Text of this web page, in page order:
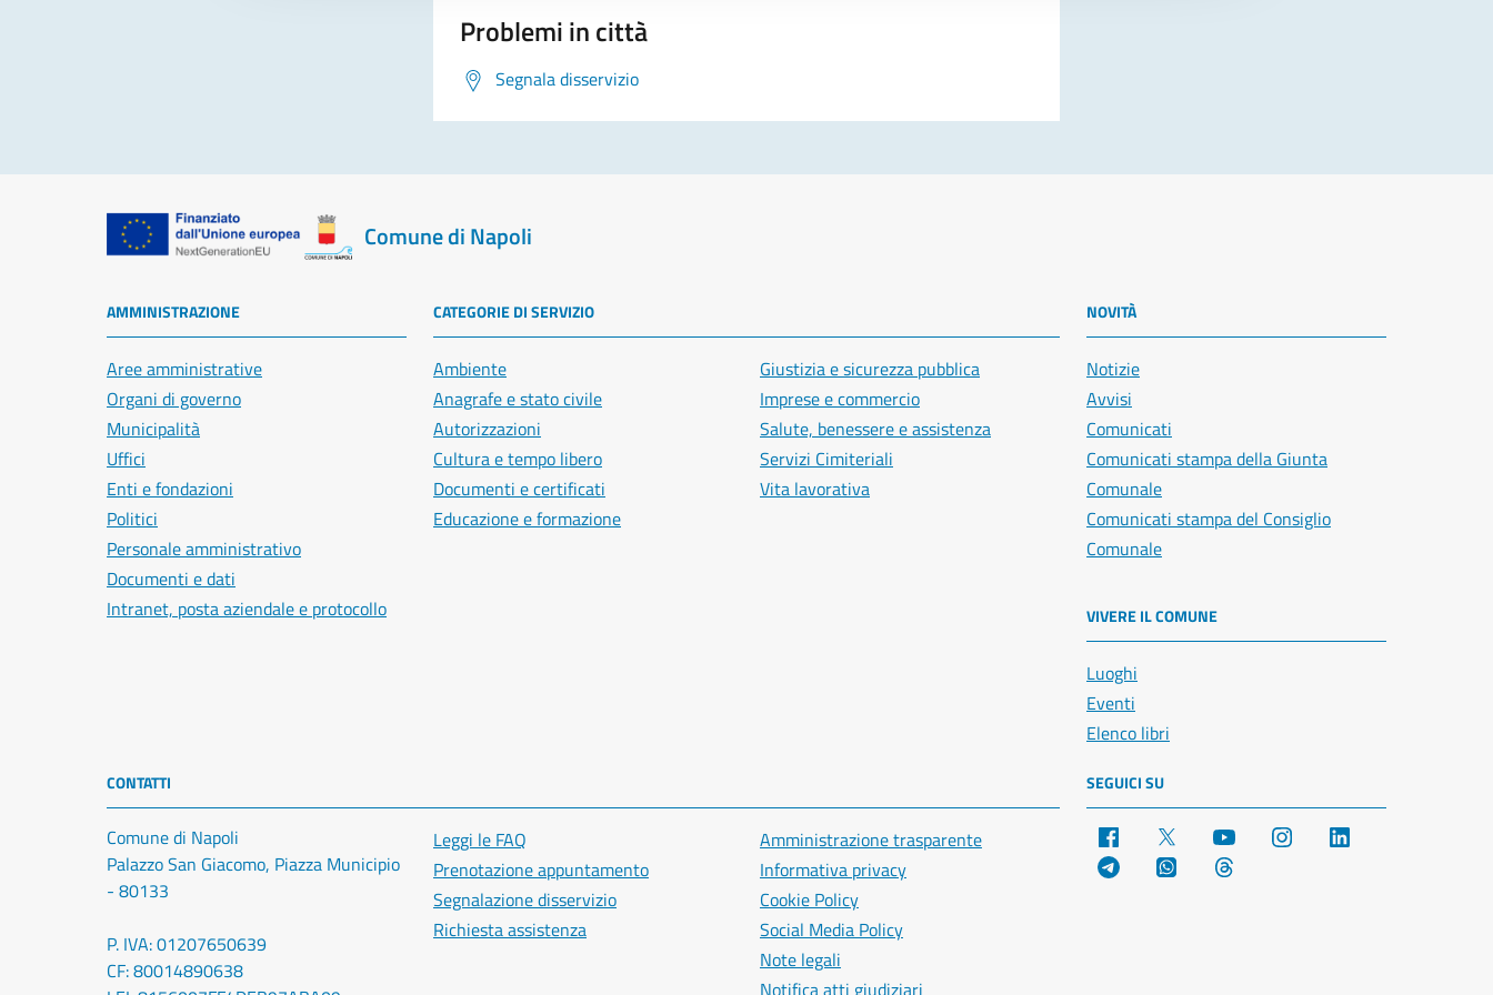
Problemi in città
Segnala disservizio
Comune di Napoli
AMMINISTRAZIONE
Aree amministrative
Organi di governo
Municipalità
Uffici
Enti e fondazioni
Politici
Personale amministrativo
Documenti e dati
Intranet, posta aziendale e protocollo
CATEGORIE DI SERVIZIO
Ambiente
Anagrafe e stato civile
Autorizzazioni
Cultura e tempo libero
Documenti e certificati
Educazione e formazione
Giustizia e sicurezza pubblica
Imprese e commercio
Salute, benessere e assistenza
Servizi Cimiteriali
Vita lavorativa
NOVITÀ
Notizie
Avvisi
Comunicati
Comunicati stampa della Giunta
Comunale
Comunicati stampa del Consiglio
Comunale
VIVERE IL COMUNE
Luoghi
Eventi
Elenco libri
CONTATTI
Comune di Napoli
Palazzo San Giacomo, Piazza Municipio
- 80133
P. IVA: 01207650639
CF: 80014890638
Leggi le FAQ
Prenotazione appuntamento
Segnalazione disservizio
Richiesta assistenza
Amministrazione trasparente
Informativa privacy
Cookie Policy
Social Media Policy
Note legali
SEGUICI SU
Facebook YouTube Instagram
Telegram WhatsApp